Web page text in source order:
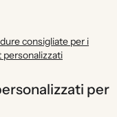
consigliate per i
personalizzati
per